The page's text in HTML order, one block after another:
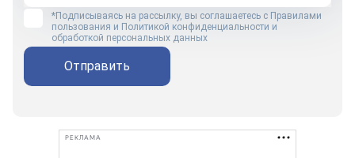
*Подписываясь на рассылку, вы соглашаетесь с Правилами
пользования и Политикой конфиденциальности и
обработкой персональных данных
Отправить
РЕКЛАМА